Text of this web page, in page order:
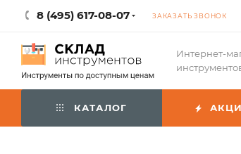
8 (495) 617-08-07 ЗАКАЗАТЬ ЗВОНОК
Интернет-
КАТАЛОГ